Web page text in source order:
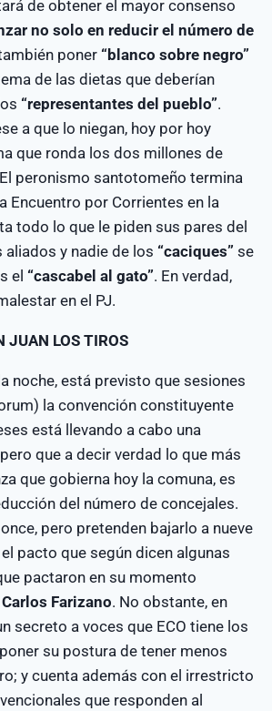
de obtener el mayor consenso
no solo en reducir el número de
poner “blanco sobre negro”
de las dietas que deberían
“representantes del pueblo”.
a que lo niegan, hoy por hoy
que ronda los dos millones de
peronismo santotomeño termina
Encuentro por Corrientes en la
todo lo que le piden sus pares del
y nadie de los “caciques” se
el “cascabel al gato”. En verdad,
en el PJ.
JUAN LOS TIROS
noche, está previsto que sesiones
la convención constituyente
está llevando a cabo una
que a decir verdad lo que más
que gobierna hoy la comuna, es
del número de concejales.
pero pretenden bajarlo a nueve
pacto que según dicen algunas
pactaron en su momento
Farizano. No obstante, en
secreto a voces que ECO tiene los
su postura de tener menos
y cuenta además con el irrestricto
que responden al